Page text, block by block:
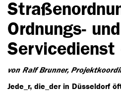
Ordnungs- und
Servicedienst
von Ralf Brunner,
Jede_r, die_der in Düsseldorf